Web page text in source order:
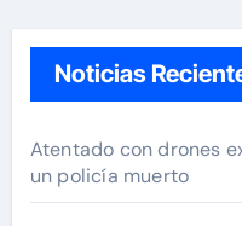
Noticias
Atentado con drones
un policía muerto